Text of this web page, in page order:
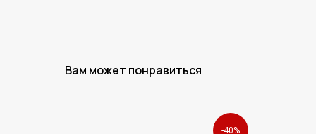
Вам может понравиться
-40%